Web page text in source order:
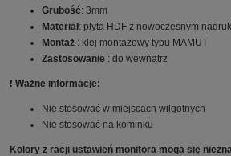
Grubość: 3mm
Materiał: płyta HDF z nowoczesnym
Montaż : klej montażowy typu MAMUT
Zastosowanie : do wewnątrz
❗️ Ważne informacje:
Nie stosować w miejscach wilgotnych
Nie stosować na kominku
Kolory z racji ustawień monitora moga się